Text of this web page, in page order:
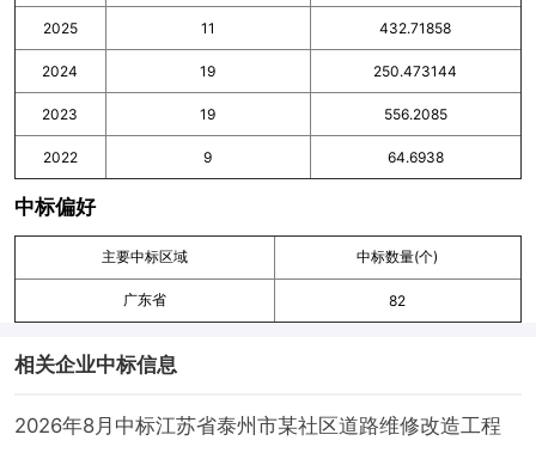
2025 11 432.71858
2024 19 250.473144
2023 19 556.2085
2022 9 64.6938
中标偏好
主要中标区域 中标数量(个)
广东省 82
相关企业中标信息
2026年8月中标江苏省泰州市某社区道路维修改造工程